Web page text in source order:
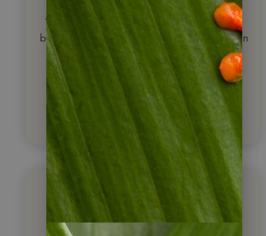
Traumreise gesucht? Rufen Sie uns an. Wir
beraten Sie umfassend und machen Ihnen ein
unverbindliches Angebot.
+49 (0)6322 / 956 6011
info@napurtours.de
Über welches Land
möchten Sie mehr
erfahren?